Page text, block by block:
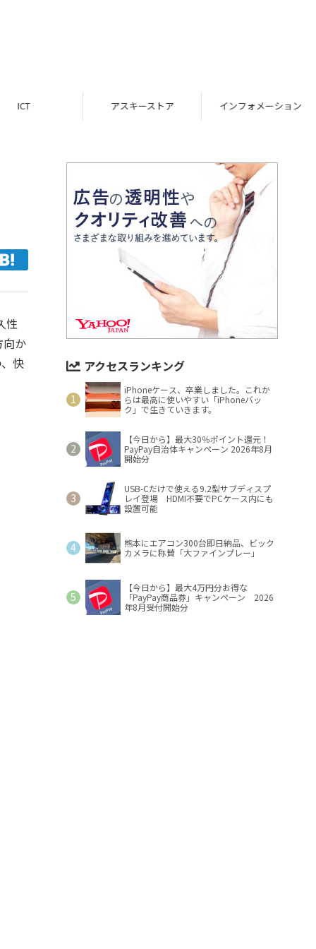
ICT アスキーストア インフォメーション
性
向か
快
アクセスランキング
iPhoneケース、卒業しました。これか
らは最高に使いやすい「iPhoneバッ
ク」で生きていきます。
【今日から】最大30％ポイント還元！
PayPay自治体キャンペーン 2026年8月
開始分
USB-Cだけで使える9.2型サブディスプ
レイ登場 HDMI不要でPCケース内にも
設置可能
熊本にエアコン300台即日納品、ビック
カメラに称賛「大ファインプレー」
【今日から】最大4万円分お得な
「PayPay商品券」キャンペーン 2026
年8月受付開始分